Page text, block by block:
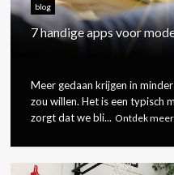
blog
7 handige apps voor
Meer gedaan krijgen in
zou willen. Het is een typisch
zorgt dat we bli... Ontdek meer